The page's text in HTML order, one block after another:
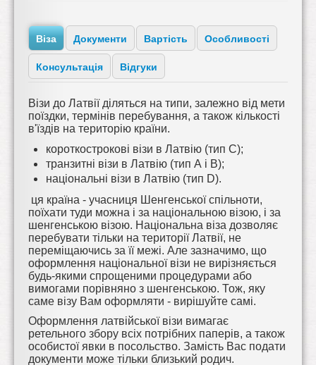
Віза Документи Вартість
Особливості
Консультація
Відгуки
Візи до Латвії діляться на типи, залежно від мети
поїздки, термінів перебування, а також кількості
в'їздів на територію країни.
короткострокові візи в Латвію (тип С);
транзитні візи в Латвію (тип А і В);
національні візи в Латвію (тип D).
ця країна - учасниця Шенгенської спільноти,
поїхати туди можна і за національною візою, і за
шенгенською візою. Національна віза дозволяє
перебувати тільки на території Латвії, не
переміщаючись за її межі. Але зазначимо, що
оформлення національної візи не вирізняється
будь-якими спрощеними процедурами або
вимогами порівняно з шенгенською. Тож, яку
саме візу Вам оформляти - вирішуйте самі.
Оформлення латвійської візи вимагає
ретельного збору всіх потрібних паперів, а також
особистої явки в посольство. Замість Вас подати
документи може тільки близький родич.